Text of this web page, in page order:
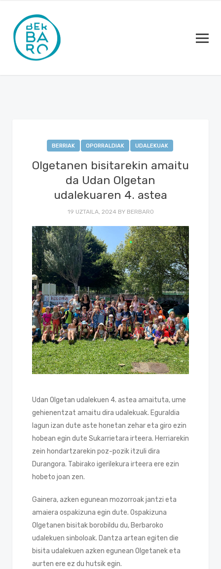
BERRIAK OPORRALDIAK UDALEKUAK
Olgetanen bisitarekin amaitu
da Udan Olgetan
udalekuaren 4. astea
19 UZTAILA, 2024 BY BERBARO
Udan Olgetan udalekuen 4. astea amaituta, ume
gehienentzat amaitu dira udalekuak. Eguraldia
lagun izan dute aste honetan zehar eta giro ezin
hobean egin dute Sukarrietara irteera. Herriarekin
zein hondartzarekin poz-pozik itzuli dira
Durangora. Tabirako igerilekura irteera ere ezin
hobeto joan zen.
Gainera, azken egunean mozorroak jantzi eta
amaiera ospakizuna egin dute. Ospakizuna
Olgetanen bisitak borobildu du, Berbaroko
udalekuen sinboloak. Dantza artean egiten die
bisita udalekuen azken egunean Olgetanek eta
aurten ere ez du hutsik egin.